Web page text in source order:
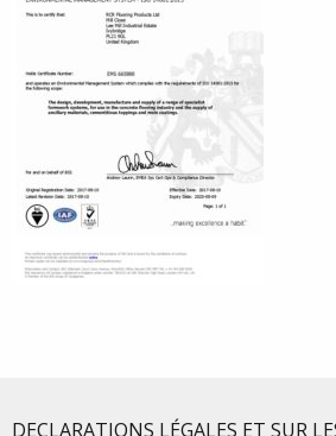
DECLARATIONS LÉGALES ET SUR